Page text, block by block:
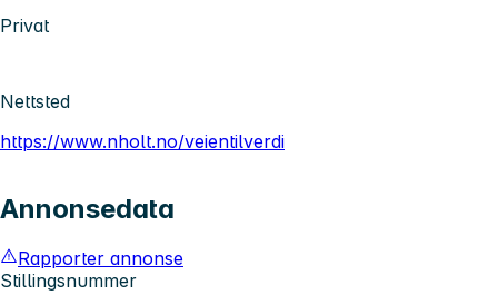
Privat
Nettsted
https://www.nholt.no/veientilverdi
Annonsedata
Rapporter annonse
Stillingsnummer